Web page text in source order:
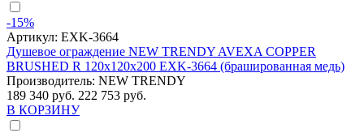
-15%
Артикул: EXK-3664
Душевое ограждение NEW TRENDY AVEXA COPPER
BRUSHED R 120x120x200 EXK-3664 (брашированная медь)
Производитель: NEW TRENDY
189 340 руб. 222 753 руб.
В КОРЗИНУ